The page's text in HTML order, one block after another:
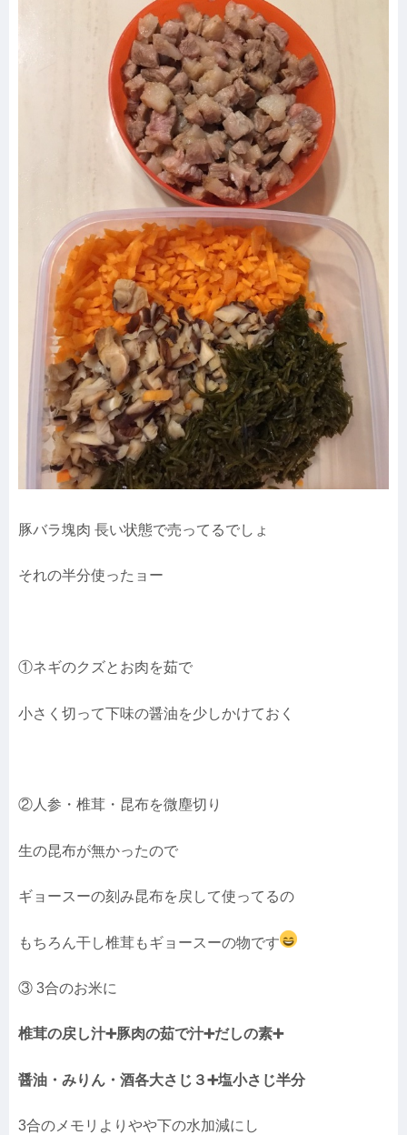
豚バラ塊肉 長い状態で売ってるでしょ
それの半分使ったョー
①ネギのクズとお肉を茹で
小さく切って下味の醤油を少しかけておく
②人参・椎茸・昆布を微塵切り
生の昆布が無かったので
ギョースーの刻み昆布を戻して使ってるの
もちろん干し椎茸もギョースーの物です
③ 3合のお米に
椎茸の戻し汁➕豚肉の茹で汁➕だしの素➕
醤油・みりん・酒各大さじ３➕塩小さじ半分
3合のメモリよりやや下の水加減にし